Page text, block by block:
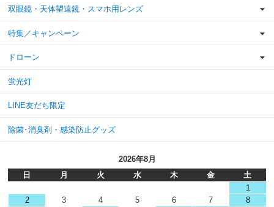
双眼鏡・天体望遠鏡・スマホ用レンズ
特集／キャンペーン
ドローン
蛍光灯
LINE友だち限定
除菌･消臭剤・感染防止グッズ
2026年8月
日
月 火 水 木 金
土
1
2
3 4 5 6 7
8